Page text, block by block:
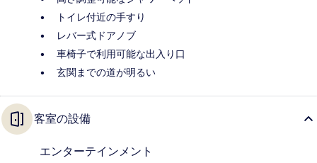
トイレ付近の手すり
レバー式ドアノブ
車椅子で利用可能な出入り口
玄関までの道が明るい
客室の設備
エンターテインメント